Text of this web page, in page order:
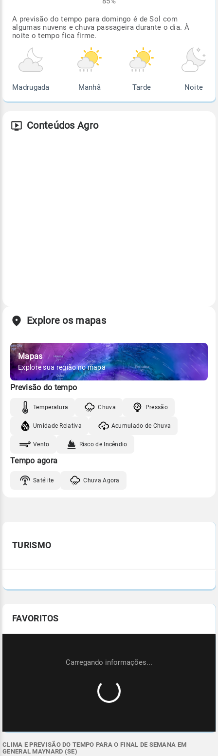
A previsão do tempo para domingo é de Sol com
algumas nuvens e chuva passageira durante o dia. À
noite o tempo fica firme.
Madrugada Manhã Tarde Noite
Conteúdos Agro
Explore os mapas
Mapas
Explore sua região no mapa
Previsão do tempo
Temperatura Chuva Pressão
Umidade Relativa Acumulado de Chuva
Vento Risco de Incêndio
Tempo agora
Satélite Chuva Agora
TURISMO
FAVORITOS
CLIMA E PREVISÃO DO TEMPO PARA O FINAL DE SEMANA EM
GENERAL MAYNARD (SE)